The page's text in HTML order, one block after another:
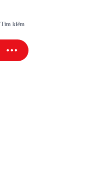
Tìm kiếm
SAO SPORT